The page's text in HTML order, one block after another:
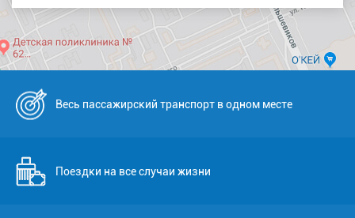
Весь пассажирский транспорт в одном месте
Поездки на все случаи жизни